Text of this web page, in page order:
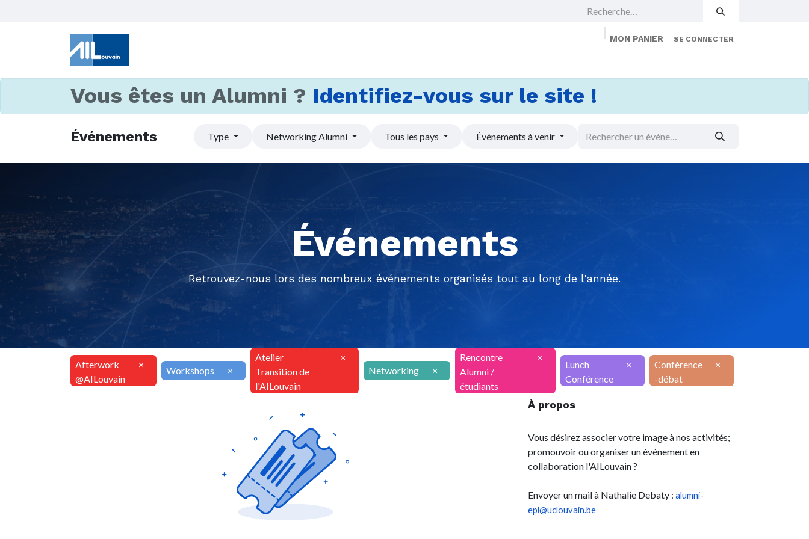
MON PANIER SE CONNECTER
Vous êtes un Alumni ? Identifiez-vous sur le site !
Événements Type Networking Alumni Tous les pays Événements à venir
Événements
Retrouvez-nous lors des nombreux événements organisés tout au long de l'année.
Afterwork
@AILouvain
×
Workshops ×
Atelier
Transition de
l'AILouvain
×
Networking
×
Rencontre
Alumni /
étudiants
×
Lunch
Conférence
×
Conférence
-débat
×
À propos
Vous désirez associer votre image à nos activités;
promouvoir ou organiser un événement en
collaboration l'AILouvain ?
Envoyer un mail à Nathalie Debaty : alumni-
epl@uclouvain.be